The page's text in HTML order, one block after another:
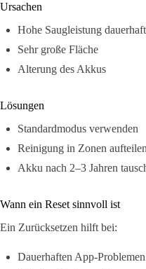
Ursachen
Hohe Saugleistung
Sehr große Fläche
Alterung des Akkus
Lösungen
Standardmodus verwenden
Reinigung in Zonen aufteilen
Akku nach 2–3 Jahren
Wann ein Reset sinnvoll ist
Ein Zurücksetzen hilft bei:
Dauerhaften App-Problemen